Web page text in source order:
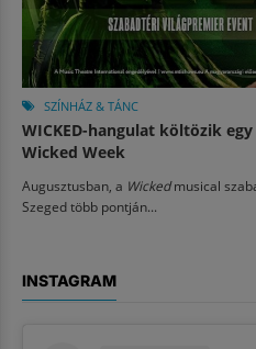
SZÍNHÁZ & TÁNC
WICKED-hangulat költözik
Wicked Week
Augusztusban, a Wickedmusical
Szeged több pontján...
INSTAGRAM